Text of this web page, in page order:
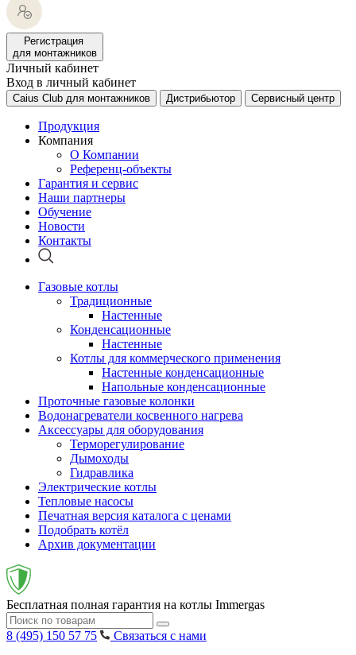
Регистрация
для монтажников
Личный кабинет
Вход в личный кабинет
Caius Club для монтажников Дистрибьютор Сервисный центр
Продукция
Компания
О Компании
Референц-объекты
Гарантия и сервис
Наши партнеры
Обучение
Новости
Контакты
Газовые котлы
Традиционные
Настенные
Конденсационные
Настенные
Котлы для коммерческого применения
Настенные конденсационные
Напольные конденсационные
Проточные газовые колонки
Водонагреватели косвенного нагрева
Аксессуары для оборудования
Терморегулирование
Дымоходы
Гидравлика
Электрические котлы
Тепловые насосы
Печатная версия каталога с ценами
Подобрать котёл
Архив документации
Бесплатная полная гарантия на котлы Immergas
8 (495) 150 57 75
Связаться с нами